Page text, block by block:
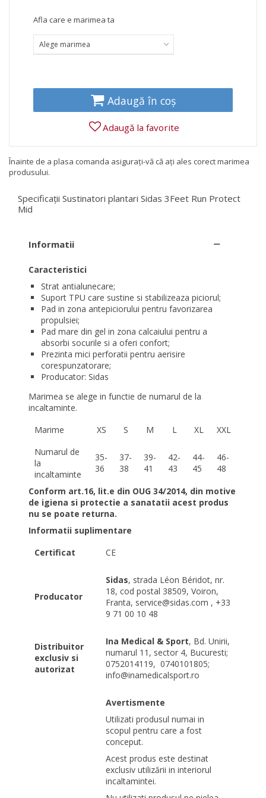
Afla care e marimea ta
Alege marimea
Adaugă în coș
Adaugă la favorite
Înainte de a plasa comanda asigurați-vă că ați ales corect marimea
produsului.
Specificații Sustinatori plantari Sidas 3Feet Run Protect
Mid
Informatii
Caracteristici
Strat antialunecare;
Suport TPU care sustine si stabilizeaza piciorul;
Pad in zona antepiciorului pentru favorizarea
propulsiei;
Pad mare din gel in zona calcaiului pentrua
absorbi socurile si a oferi confort;
Prezinta mici perforatii pentruaerisire
corespunzatorare;
Producator: Sidas
Marimea se alege in functie de numarul de la
incaltaminte.
Marime
XS S M L XL
XXL
Numarul de
la
incaltaminte
35-
36
37-
38
39-
41
42-
43
44-
45
46-
48
Conform art.16, lit.e din OUG 34/2014, din motive
de igiena si protectie a sanatatii acest produs
nu se poate returna.
Informatii suplimentare
Certificat
CE
Producator
Sidas, strada Léon Béridot, nr.
18, cod postal 38509, Voiron,
Franta, service@sidas.com , +33
9 71 00 10 48
Distribuitor
exclusiv si
autorizat
Ina Medical & Sport, Bd. Unirii,
numarul 11, sector 4, Bucuresti;
0752014119, 0740101805;
info@inamedicalsport.ro
Avertismente
Utilizati produsul numai in
scopul pentru care a fost
conceput.
Acest produs este destinat
exclusiv utilizării in interiorul
incaltamintei.